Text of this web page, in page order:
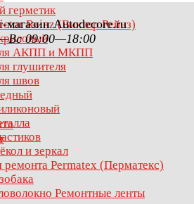
герметик
Reinz (Виктор Рейнз)
АКПП и МКПП
глушителя
швов
и зеркал
Permatex (Перматекс)
Ремонтные ленты
магазин Autodecore.ru
09:00—18:00